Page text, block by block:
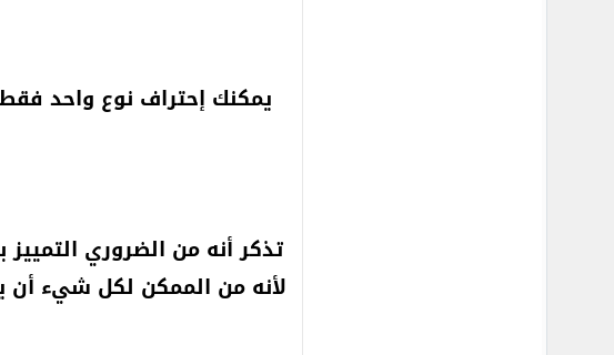
يمكنك إحتراف نوع واحد
تذكر أنه من الضروري
لأنه من الممكن لكل شيء أن